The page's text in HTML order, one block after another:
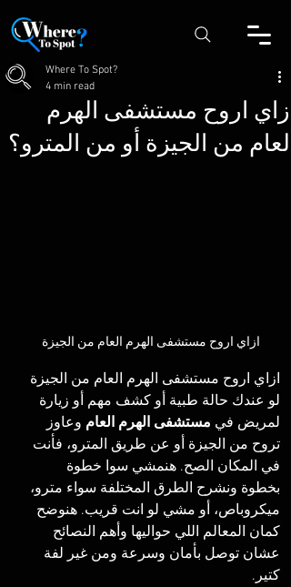
ازاي اروح مستشفى الهرم
العام من الجيزة أو من المترو؟
Where To Spot?
4 min read
ازاي اروح مستشفى الهرم العام من الجيزة
ازاي اروح مستشفى الهرم العام من الجيزة
لو عندك حالة طبية أو كشف مهم أو زيارة
لمريض في مستشفى الهرم العام وعاوز
تروح من الجيزة أو عن طريق المترو، فأنت
في المكان الصح. هنمشي سوا خطوة
بخطوة ونشرح الطرق المختلفة سواء مترو،
ميكروباص، أو مشي لو انت قريب. هنوضح
كمان المعالم اللي حواليها وأهم النصائح
عشان توصل بأمان وسرعة ومن غير لفة
كتير.